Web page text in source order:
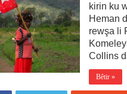
kirin ku
Heman
rewşa li
Collins
Bêtir »